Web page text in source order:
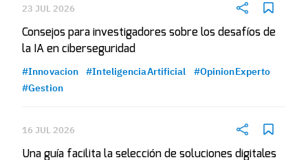
23 JUL 2026
Consejos para investigadores sobre los desafíos de
la IA en ciberseguridad
#Innovacion #InteligenciaArtificial
#OpinionExperto
#Gestion
16 JUL 2026
Una guía facilita la selección de soluciones digitales